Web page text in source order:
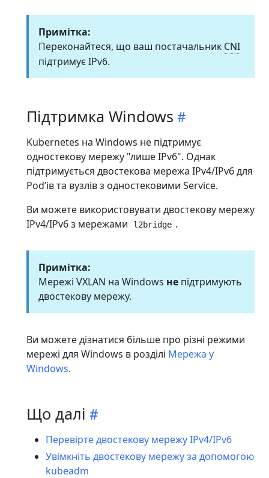
Примітка:
Переконайтеся, що ваш постачальник CNI
підтримує IPv6.
Підтримка Windows
Kubernetes на Windows не підтримує
одностекову мережу "лише IPv6". Однак
підтримується двостекова мережа IPv4/IPv6 для
Podʼів та вузлів з одностековими Service.
Ви можете використовувати двостекову мережу
IPv4/IPv6 з мережами
l2bridge .
Примітка:
Мережі VXLAN на Windows не підтримують
двостекову мережу.
Ви можете дізнатися більше про різні режими
мережі для Windows в розділі Мережа у
Windows.
Що далі
Перевірте двостекову мережу IPv4/IPv6
Увімкніть двостекову мережу за допомогою
kubeadm